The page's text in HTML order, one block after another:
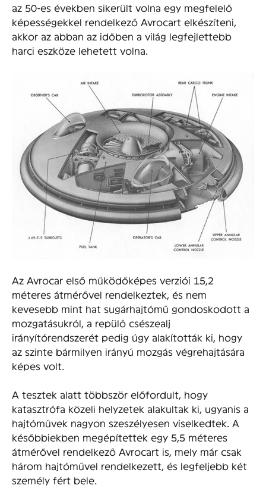
az 50-es években sikerült volna egy megfelelő
képességekkel rendelkező Avrocart elkészíteni,
akkor az abban az időben a világ legfejlettebb
harci eszköze lehetett volna.
Az Avrocar első működőképes verziói 15,2
méteres átmérővel rendelkeztek, és nem
kevesebb mint hat sugárhajtómű gondoskodott a
mozgatásukról, a repülő csészealj
irányítórendszerét pedig úgy alakították ki, hogy
az szinte bármilyen irányú mozgás végrehajtására
képes volt.
A tesztek alatt többször előfordult, hogy
katasztrófa közeli helyzetek alakultak ki, ugyanis a
hajtóművek nagyon szeszélyesen viselkedtek. A
későbbiekben megépítettek egy 5,5 méteres
átmérővel rendelkező Avrocart is, mely már csak
három hajtóművel rendelkezett, és legfeljebb két
személy fért bele.